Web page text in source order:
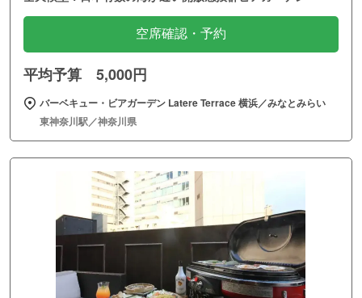
空席確認・予約
平均予算 5,000円
バーベキュー・ビアガーデン Latere Terrace 横浜／みなとみらい
東神奈川駅／神奈川県